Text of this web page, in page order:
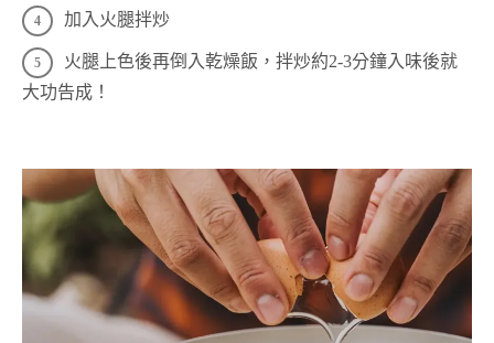
加入火腿拌炒
火腿上色後再倒入乾燥飯，拌炒約2-3分鐘入味後就
大功告成！